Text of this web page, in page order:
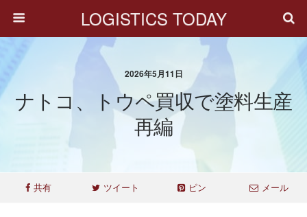
LOGISTICS TODAY
2026年5月11日
ナトコ、トウペ買収で塗料生産
再編
共有 ツイート ピン メール